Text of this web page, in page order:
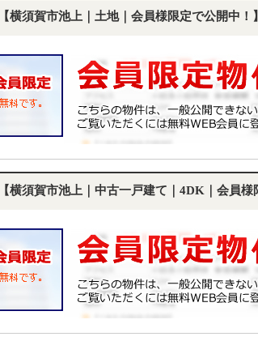
【横須賀市池上｜土地｜会員様限定で公開中！】
【横須賀市池上｜中古一戸建て｜4DK｜会員様